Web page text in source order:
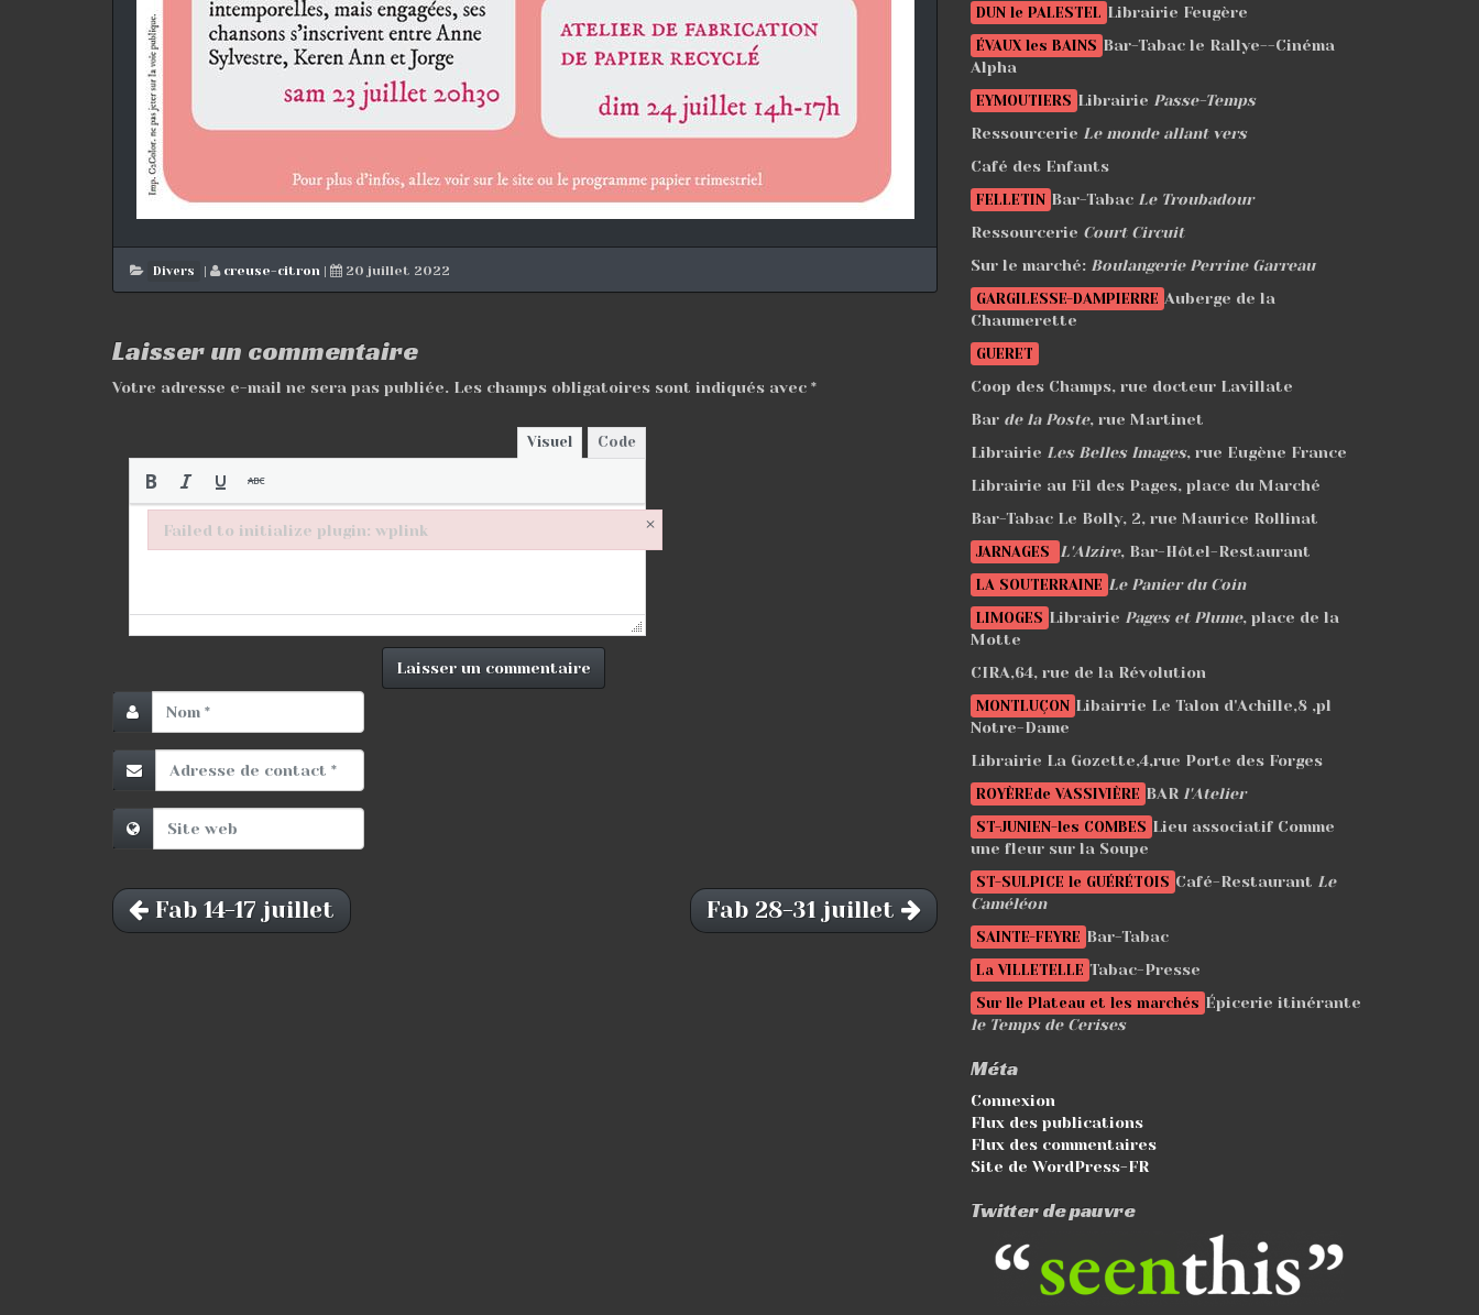
Divers | creuse-citron | 20 juillet 2022
Laisser un commentaire
Votre adresse e-mail ne sera pas publiée. Les champs obligatoires sont indiqués avec *
Visuel Code
Fab 28-31 juillet
Fab 14-17 juillet
DUN le PALESTEL Librairie Feugère
ÉVAUX les BAINS Bar-Tabac le Rallye--Cinéma
Alpha
EYMOUTIERS Librairie Passe-Temps
Ressourcerie Le monde allant vers
Café des Enfants
FELLETIN Bar-Tabac Le Troubadour
Ressourcerie Court Circuit
Sur le marché: Boulangerie Perrine Garreau
GARGILESSE-DAMPIERRE Auberge de la
Chaumerette
GUERET
Coop des Champs, rue docteur Lavillate
Bar de la Poste, rue Martinet
Librairie Les Belles Images, rue Eugène France
Librairie au Fil des Pages, place du Marché
Bar-Tabac Le Bolly, 2, rue Maurice Rollinat
JARNAGES L'Alzire, Bar-Hôtel-Restaurant
LA SOUTERRAINE Le Panier du Coin
LIMOGES Librairie Pages et Plume, place de la
Motte
CIRA,64, rue de la Révolution
MONTLUÇON Libairrie Le Talon d'Achille,8 ,pl
Notre-Dame
Librairie La Gozette,4,rue Porte des Forges
ROYÈREde VASSIVIÈRE BAR l'Atelier
ST-JUNIEN-les COMBES Lieu associatif Comme
une fleur sur la Soupe
ST-SULPICE le GUÉRÉTOIS Café-Restaurant Le
Caméléon
SAINTE-FEYRE Bar-Tabac
La VILLETELLE Tabac-Presse
Sur lle Plateau et les marchés Épicerie itinérante
le Temps de Cerises
Méta
Connexion
Flux des publications
Flux des commentaires
Site de WordPress-FR
Twitter de pauvre
Failed to initialize plugin: wplink ×
Failed to initialize plugin: wplink